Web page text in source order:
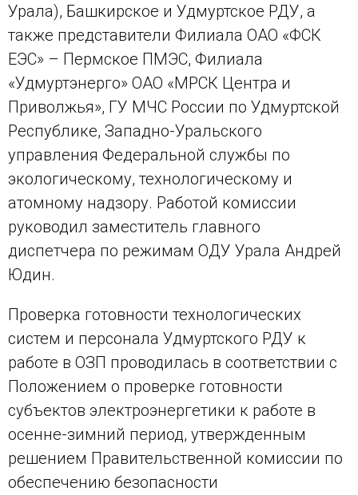
Урала), Башкирское и Удмуртское РДУ, а
также представители Филиала ОАО «ФСК
ЕЭС» – Пермское ПМЭС, Филиала
«Удмуртэнерго» ОАО «МРСК Центра и
Приволжья», ГУ МЧС России по Удмуртской
Республике, Западно-Уральского
управления Федеральной службы по
экологическому, технологическому и
атомному надзору. Работой комиссии
руководил заместитель главного
диспетчера по режимам ОДУ Урала Андрей
Юдин.
Проверка готовности технологических
систем и персонала Удмуртского РДУ к
работе в ОЗП проводилась в соответствии с
Положением о проверке готовности
субъектов электроэнергетики к работе в
осенне-зимний период, утвержденным
решением Правительственной комиссии по
обеспечению безопасности